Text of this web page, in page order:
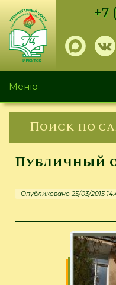
Перейти
основному
содержанию
+7
Меню
Поиск по
Публичный
Опубликовано 25/03/2015